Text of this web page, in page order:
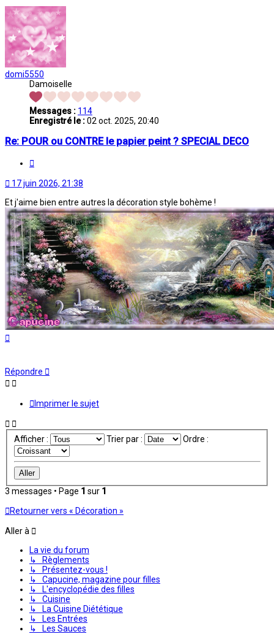
domi5550
Damoiselle
Messages : 114
Enregistré le :02 oct. 2025, 20:40
Re: POUR ou CONTRE le papier peint ? SPECIAL DECO
17 juin 2026, 21:38
Et j'aime bien entre autres la décoration style bohème !
Répondre
Imprimer le sujet
Afficher : Trier par : Ordre :
3 messages • Page 1 sur 1
Retourner vers « Décoration »
Aller à
La vie du forum
↳ Règlements
↳ Présentez-vous !
↳ Capucine, magazine pour filles
↳ L'encyclopédie des filles
↳ Cuisine
↳ La Cuisine Diététique
↳ Les Entrées
↳ Les Sauces